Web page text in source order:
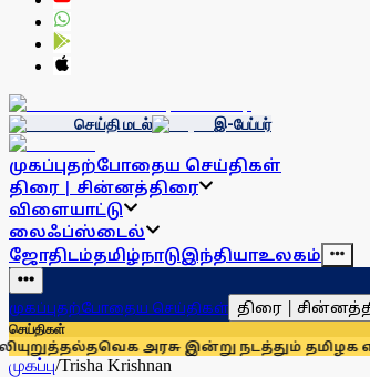
செய்தி மடல் இ-பேப்பர்
முகப்புதற்போதைய செய்திகள்
திரை | சின்னத்திரை
விளையாட்டு
லைஃப்ஸ்டைல்
ஜோதிடம்தமிழ்நாடுஇந்தியாஉலகம்
முகப்புதற்போதைய செய்திகள் திரை |
செய்திகள்
தவெக அரசு இன்று நடத்தும் தமிழக
முகப்பு/Trisha Krishnan